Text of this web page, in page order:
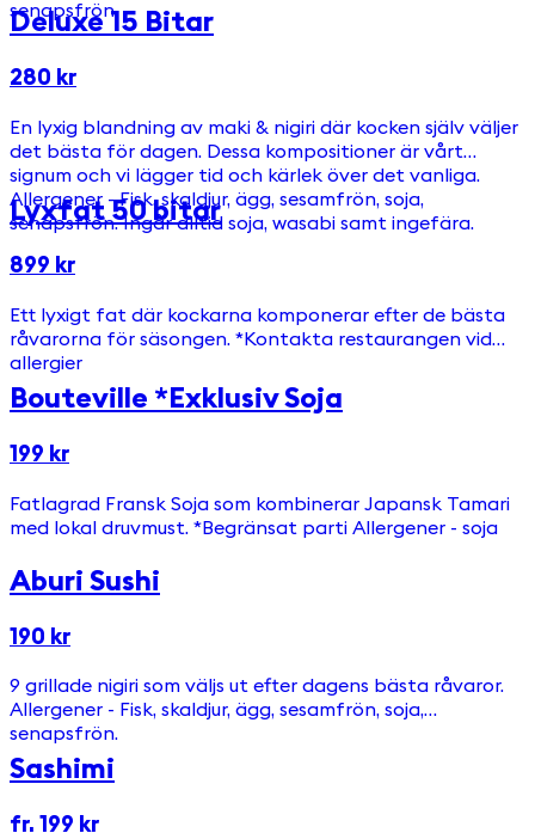
senapsfrön.
Deluxe 15 Bitar
280 kr
En lyxig blandning av maki & nigiri där kocken själv väljer
det bästa för dagen. Dessa kompositioner är vårt
signum och vi lägger tid och kärlek över det vanliga.
Allergener - Fisk, skaldjur, ägg, sesamfrön, soja,
senapsfrön. Ingår alltid soja, wasabi samt ingefära.
Lyxfat 50 bitar
899 kr
Ett lyxigt fat där kockarna komponerar efter de bästa
råvarorna för säsongen. *Kontakta restaurangen vid
allergier
Bouteville *Exklusiv Soja
199 kr
Fatlagrad Fransk Soja som kombinerar Japansk Tamari
med lokal druvmust. *Begränsat parti Allergener - soja
Aburi Sushi
190 kr
9 grillade nigiri som väljs ut efter dagens bästa råvaror.
Allergener - Fisk, skaldjur, ägg, sesamfrön, soja,
senapsfrön.
Sashimi
fr. 199 kr